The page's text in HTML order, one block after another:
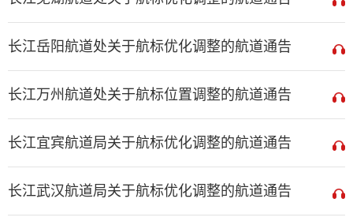
长江岳阳航道处关于航标优化调整的航道通告
长江万州航道处关于航标位置调整的航道通告
长江宜宾航道局关于航标优化调整的航道通告
长江武汉航道局关于航标优化调整的航道通告